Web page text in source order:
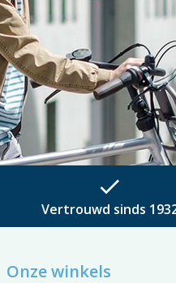
check
Vertrouwd sinds
Onze winkels